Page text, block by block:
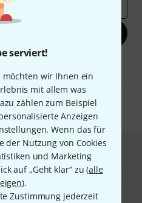
serviert!
möchten wir Ihnen ein
mit allem was
zählen zum Beispiel
Anzeigen
Wenn das für
der Nutzung von Cookies
und Marketing
auf „Geht klar“ zu (alle
).
Zustimmung jederzeit
Sie dem Erhalt von E-Mail-
E-Mail-Nutzungsverhaltens zu. Die
Informationen finden Sie in
.